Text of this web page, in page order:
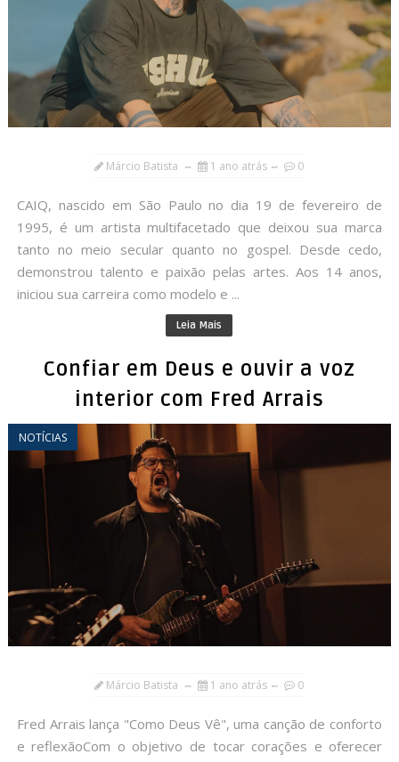
Márcio Batista 1 ano atrás 0
CAIQ, nascido em São Paulo no dia 19 de fevereiro de
1995, é um artista multifacetado que deixou sua marca
tanto no meio secular quanto no gospel. Desde cedo,
demonstrou talento e paixão pelas artes. Aos 14 anos,
iniciou sua carreira como modelo e ...
Leia Mais
Confiar em Deus e ouvir a voz
interior com Fred Arrais
NOTÍCIAS
Márcio Batista 1 ano atrás 0
Fred Arrais lança "Como Deus Vê", uma canção de conforto
e reflexãoCom o objetivo de tocar corações e oferecer